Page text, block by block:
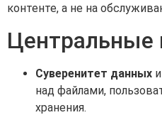
контенте, а не на
Центральные
Суверенитет данных
над файлами,
хранения.